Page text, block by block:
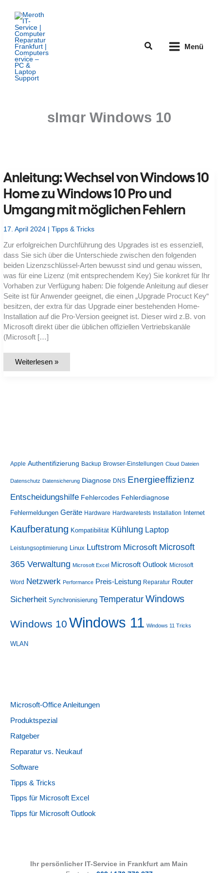
Inhalt
springen
Suchen Menü
slmgr Windows 10
Anleitung: Wechsel von Windows 10
Home zu Windows 10 Pro und
Umgang mit möglichen Fehlern
17. April 2024 |Tipps & Tricks
Zur erfolgreichen Durchführung des Upgrades ist es essenziell,
dass Sie sich über die Unterschiede zwischen den folgenden
beiden Lizenzschlüssel-Arten bewusst sind und genau wissen,
was für eine Lizenz (mit entsprechendem Key) Sie konkret für Ihr
Vorhaben zur Verfügung haben: Die folgende Anleitung auf dieser
Seite ist für Anwender geeignet, die einen „Upgrade Procuct Key“
besitzen, der extra für das Upgrade einer bestehenden Home-
Installation auf die Pro-Version geeignet ist. Dieser wird z.B. von
Microsoft direkt über die üblichen offiziellen Vertriebskanäle
(Microsoft […]
Anleitung:
Weiterlesen »
Apple Authentifizierung Backup Browser-Einstellungen Cloud Dateien
Datenschutz Datensicherung Diagnose DNS Energieeffizienz
Entscheidungshilfe Fehlercodes Fehlerdiagnose
Fehlermeldungen Geräte Hardware Hardwaretests Installation Internet
Kaufberatung Kompatibilität Kühlung Laptop
Leistungsoptimierung Linux Luftstrom Microsoft Microsoft
365 Verwaltung Microsoft Excel Microsoft Outlook Microsoft
Word Netzwerk Performance Preis-Leistung Reparatur Router
Sicherheit Synchronisierung Temperatur Windows
Windows 10 Windows 11 Windows 11 Tricks
WLAN
Microsoft-Office Anleitungen
Produktspezial
Ratgeber
Reparatur vs. Neukauf
Software
Tipps & Tricks
Tipps für Microsoft Excel
Tipps für Microsoft Outlook
Ihr persönlicher IT-Service in Frankfurt am Main